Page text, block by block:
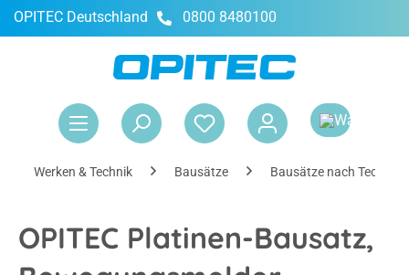
springen
OPITEC Deutschland 0800 8480100
Werken & Technik Bausätze Bausätze nach Technik
OPITEC Platinen-Bausatz,